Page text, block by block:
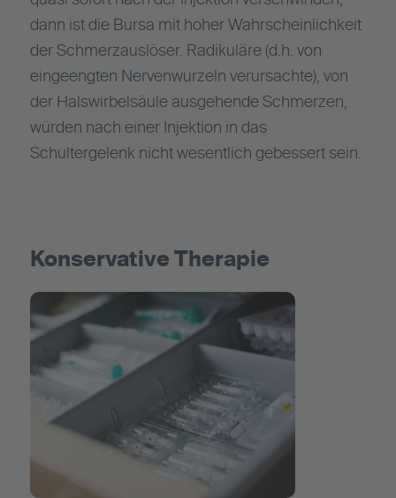
dann ist die Bursa mit hoher Wahrscheinlichkeit
der Schmerzauslöser. Radikuläre (d.h. von
eingeengten Nervenwurzeln verursachte), von
der Halswirbelsäule ausgehende Schmerzen,
würden nach einer Injektion in das
Schultergelenk nicht wesentlich gebessert sein.
Konservative Therapie